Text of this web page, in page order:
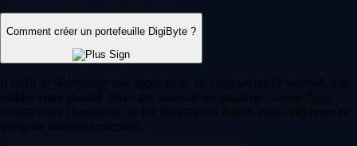
Comment créer un portefeuille DigiByte ?
Il suffit de télécharger une application, de créer un profil sécurisé et de
valider votre identité. Avec des plateformes intuitives comme l'app
Crypto.com, l'inscription se fait directement depuis votre téléphone en
quelques minutes seulement.